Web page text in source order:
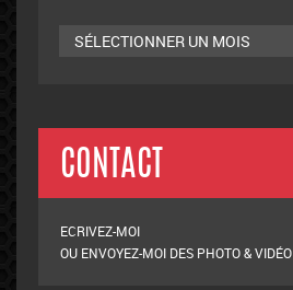
CONTACT
ECRIVEZ-MOI
OU ENVOYEZ-MOI DES PHOTO & VIDÉO